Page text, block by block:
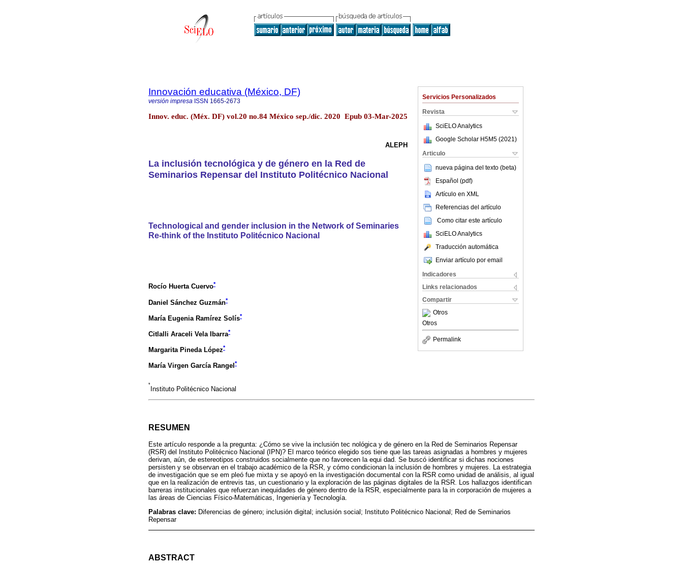
Servicios Personalizados
Revista
SciELO Analytics
Google Scholar H5M5 (2021 )
Articulo
nueva página del texto (beta)
Español (pdf)
Artículo en XML
Referencias del artículo
Como citar este artículo
SciELO Analytics
Traducción automática
Enviar artículo por email
Indicadores
Links relacionados
Compartir
Otros
Otros
Permalink
Innovación educativa (México, DF)
versión impresa ISSN 1665-2673
Innov. educ. (Méx. DF) vol.20 no.84 México sep./dic. 2020 Epub 03-Mar-2025
ALEPH
La inclusión tecnológica y de género en la Red de
Seminarios Repensar del Instituto Politécnico Nacional
Technological and gender inclusion in the Network of Seminaries
Re-think of the Instituto Politécnico Nacional
Rocío Huerta Cuervo*
Daniel Sánchez Guzmán*
María Eugenia Ramírez Solís*
Citlalli Araceli Vela Ibarra*
Margarita Pineda López*
María Virgen García Rangel *
*
Instituto Politécnico Nacional
RESUMEN
Este artículo responde a la pregunta: ¿Cómo se vive la inclusión tec nológica y de género en la Red de Seminarios Repensar
(RSR) del Instituto Politécnico Nacional (IPN)? El marco teórico elegido sos tiene que las tareas asignadas a hombres y mujeres
derivan, aún, de estereotipos construidos socialmente que no favorecen la equi dad. Se buscó identificar si dichas nociones
persisten y se observan en el trabajo académico de la RSR, y cómo condicionan la inclusión de hombres y mujeres. La estrategia
de investigación que se em pleó fue mixta y se apoyó en la investigación documental con la RSR como unidad de análisis, al igual
que en la realización de entrevis tas, un cuestionario y la exploración de las páginas digitales de la RSR. Los hallazgos identifican
barreras institucionales que refuerzan inequidades de género dentro de la RSR, especialmente para la in corporación de mujeres a
las áreas de Ciencias Físico-Matemáticas, Ingeniería y Tecnología.
Palabras clave: Diferencias de género; inclusión digital; inclusión social; Instituto Politécnico Nacional; Red de Seminarios
Repensar
ABSTRACT